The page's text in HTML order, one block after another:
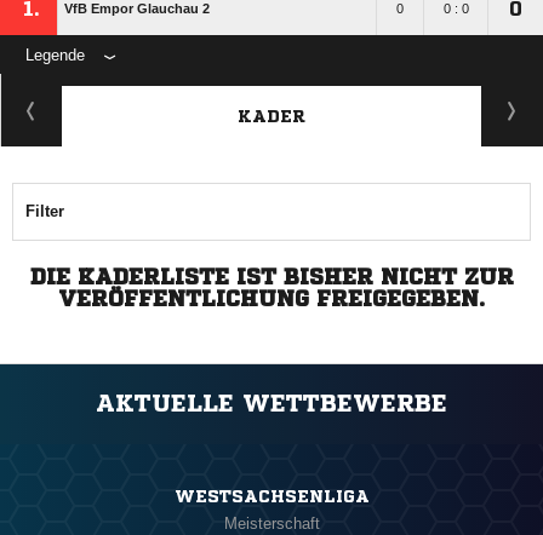
1. VfB Empor Glauchau 2 0 0 : 0 0
Legende
KADER
Filter
DIE KADERLISTE IST BISHER NICHT ZUR
VERÖFFENTLICHUNG FREIGEGEBEN.
AKTUELLE WETTBEWERBE
WESTSACHSENLIGA
Meisterschaft